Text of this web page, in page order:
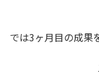
では3ヶ月目の成果